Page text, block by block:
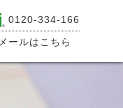
0120-334-166
メールはこちら